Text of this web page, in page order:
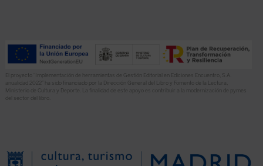
El proyecto “Implementación de herramientas de Gestión Editorial en Ediciones Encuentro, S.A.
anualidad 2022” ha sido financiado por la Dirección General del Libro y Fomento de la Lectura,
Ministerio de Cultura y Deporte. La finalidad de este apoyo es contribuir a la modernización de pymes
del sector del libro.